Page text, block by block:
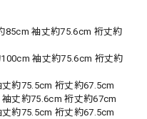
85cm 袖丈約75.6cm 裄丈約
袖丈約75.6cm 裄丈約
約75.5cm 裄丈約67.5cm
丈約75.6cm 裄丈約67cm
約75.5cm 裄丈約67.5cm